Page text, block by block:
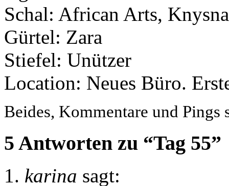
Schal: African Arts,
Gürtel: Zara
Stiefel: Unützer
Location: Neues Büro.
Beides, Kommentare und Pings
5 Antworten zu “Tag 55”
karina sagt: